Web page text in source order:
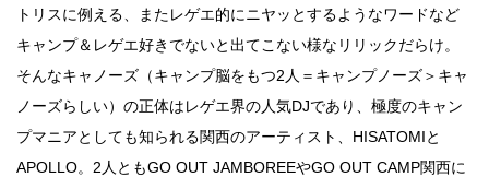
トリスに例える、またレゲエ的にニヤッとするようなワードなど
キャンプ＆レゲエ好きでないと出てこない様なリリックだらけ。
そんなキャノーズ（キャンプ脳をもつ2人＝キャンプノーズ＞キャ
ノーズらしい）の正体はレゲエ界の人気DJであり、極度のキャン
プマニアとしても知られる関西のアーティスト、HISATOMIと
APOLLO。2人ともGO OUT JAMBOREEやGO OUT CAMP関西に